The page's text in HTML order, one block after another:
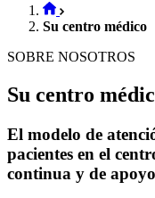
Su centro médico
SOBRE NOSOTROS
Su centro
El modelo de
pacientes en el
continua y de